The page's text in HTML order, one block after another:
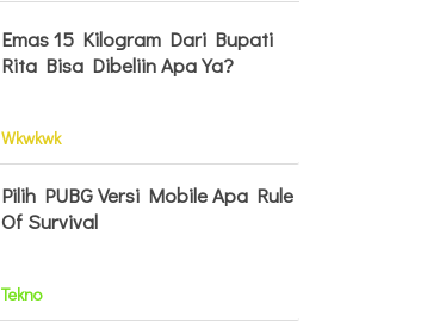
Emas 15 Kilogram Dari Bupati
Rita Bisa Dibeliin Apa Ya?
Wkwkwk
Pilih PUBG Versi Mobile Apa Rule
Of Survival
Tekno